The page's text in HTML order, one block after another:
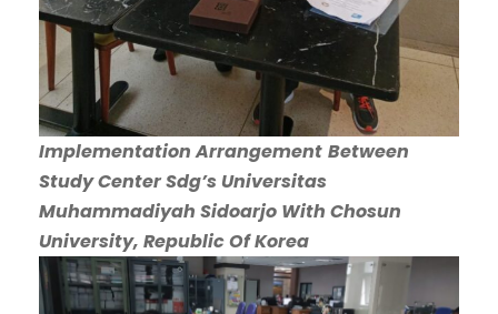
Implementation Arrangement Between
Study Center Sdg’s Universitas
Muhammadiyah Sidoarjo With Chosun
University, Republic Of Korea